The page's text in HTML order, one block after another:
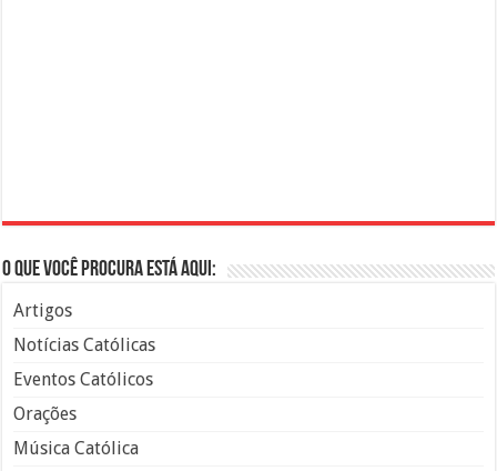
O que você procura está aqui:
Artigos
Notícias Católicas
Eventos Católicos
Orações
Música Católica